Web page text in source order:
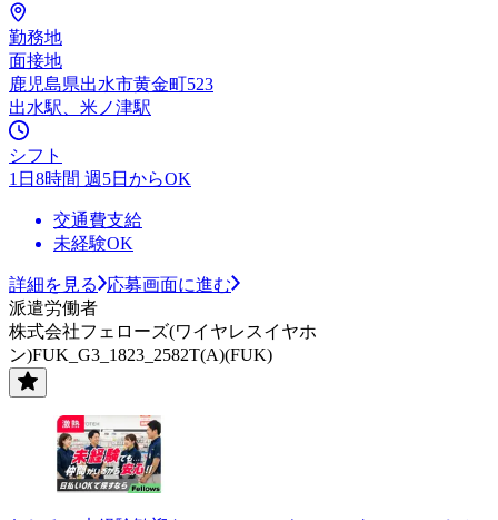
勤務地
面接地
鹿児島県出水市黄金町523
出水駅、米ノ津駅
シフト
1日8時間 週5日からOK
交通費支給
未経験OK
詳細を見る
応募画面に進む
派遣労働者
株式会社フェローズ(ワイヤレスイヤホ
ン)FUK_G3_1823_2582T(A)(FUK)